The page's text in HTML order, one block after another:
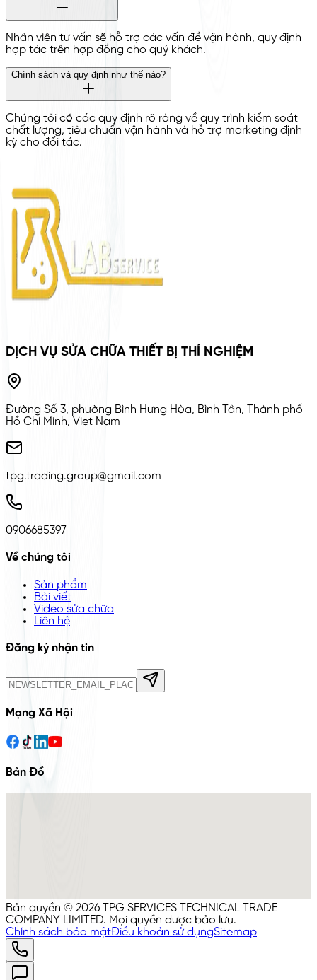
Nhân viên tư vấn sẽ hỗ trợ các vấn đề vận hành, quy định
hợp tác trên hợp đồng cho quý khách.
Chính sách và quy định như thế nào?
Chúng tôi có các quy định rõ ràng về quy trình kiểm soát
chất lượng, tiêu chuẩn vận hành và hỗ trợ marketing định
kỳ cho đối tác.
DỊCH VỤ SỬA CHỮA THIẾT BỊ THÍ NGHIỆM
Đường Số 3, phường Bình Hưng Hòa, Bình Tân, Thành phố
Hồ Chí Minh, Viet Nam
tpg.trading.group@gmail.com
0906685397
Về chúng tôi
Sản phẩm
Bài viết
Video sửa chữa
Liên hệ
Đăng ký nhận tin
Mạng Xã Hội
Bản Đồ
Bản quyền © 2026 TPG SERVICES TECHNICAL TRADE
COMPANY LIMITED. Mọi quyền được bảo lưu.
Chính sách bảo mậtĐiều khoản sử dụngSitemap